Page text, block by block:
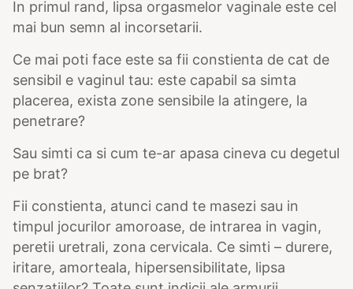
In primul rand, lipsa orgasmelor vaginale este cel
mai bun semn al incorsetarii.
Ce mai poti face este sa fii constienta de cat de
sensibil e vaginul tau: este capabil sa simta
placerea, exista zone sensibile la atingere, la
penetrare?
Sau simti ca si cum te-ar apasa cineva cu degetul
pe brat?
Fii constienta, atunci cand te masezi sau in
timpul jocurilor amoroase, de intrarea in vagin,
peretii uretrali, zona cervicala. Ce simti – durere,
iritare, amorteala, hipersensibilitate, lipsa